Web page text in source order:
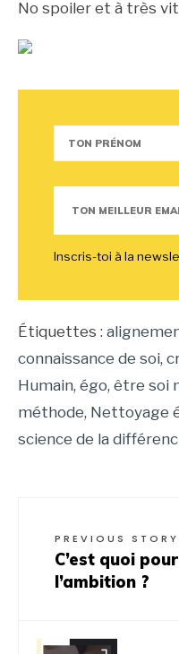
No spoiler et à très
Inscris-toi à la
Étiquettes :
connaissance de soi,
Humain, égo, être soi
méthode, Nettoyage
science de la
PREVIOUS STORY
C’est quoi
l’ambition ?